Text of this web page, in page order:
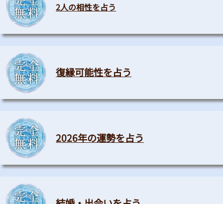
2人の相性を占う
復縁可能性を占う
2026年の運勢を占う